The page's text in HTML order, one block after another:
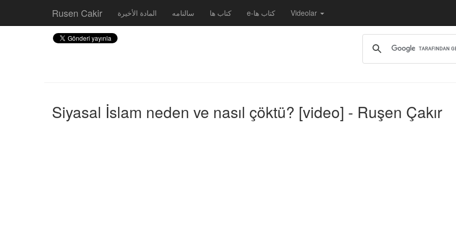
Rusen Cakir المادة الأخيرة سالنامه کتاب ها e-کتاب ها Videolar
Siyasal İslam neden ve nasıl çöktü? [video] - Ruşen Çakır